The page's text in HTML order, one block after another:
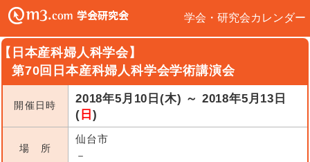
学会・研究会カレンダー
日本産科婦人科学会】
第70回日本産科婦人科学会学術講演会
開催日時
2018年5月10日(木) ～ 2018年5月13日
( 日 )
場 所
仙台市
－